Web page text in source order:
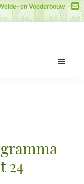
en Voederbouw
24